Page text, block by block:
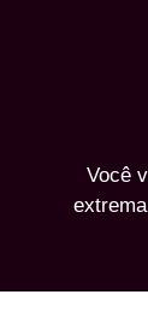
Você